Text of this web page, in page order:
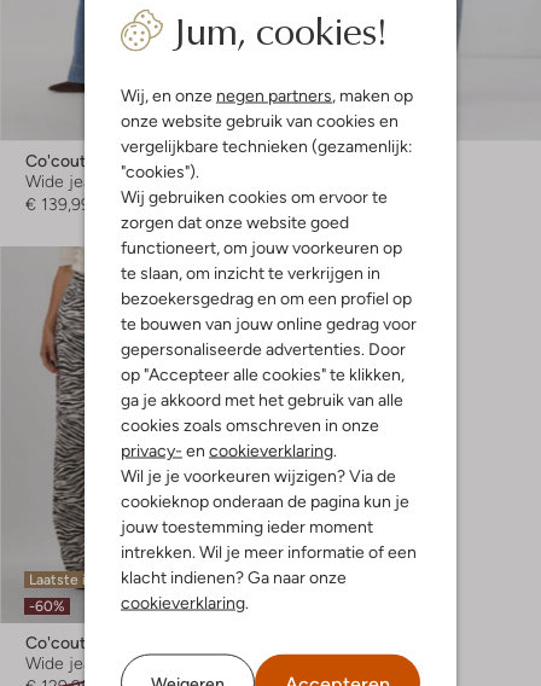
Jum, cookies!
Wij, en onze negen partners, maken op
onze website gebruik van cookies en
vergelijkbare technieken (gezamenlijk:
"cookies").
Wij gebruiken cookies om ervoor te
zorgen dat onze website goed
functioneert, om jouw voorkeuren op
te slaan, om inzicht te verkrijgen in
bezoekersgedrag en om een profiel op
te bouwen van jouw online gedrag voor
gepersonaliseerde advertenties. Door
op "Accepteer alle cookies" te klikken,
ga je akkoord met het gebruik van alle
cookies zoals omschreven in onze
privacy- en cookieverklaring.
Wil je je voorkeuren wijzigen? Via de
cookieknop onderaan de pagina kun je
jouw toestemming ieder moment
intrekken. Wil je meer informatie of een
klacht indienen? Ga naar onze
cookieverklaring.
Co'couture
Wide jeans
€ 139,99
Laatste maten
Co'couture
€ 129,99
Laatste item
-60%
Co'couture
Wide jeans